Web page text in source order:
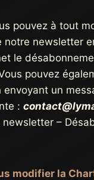
pouvez à tout
notre newsletter
le
pouvez
un
:
–
modifier la